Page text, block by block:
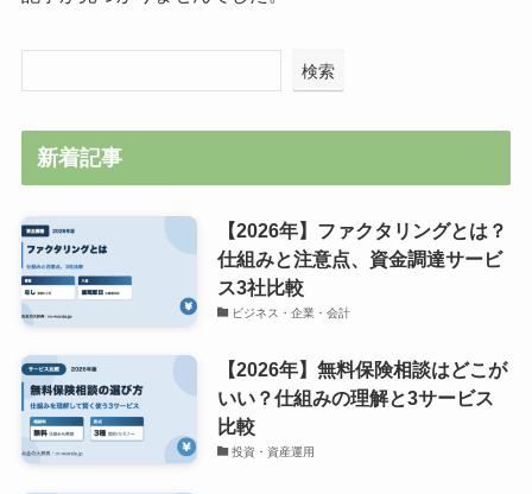
検索
新着記事
【2026年】ファクタリングとは？
仕組みと注意点、資金調達サービ
ス3社比較
ビジネス・企業・会計
【2026年】無料保険相談はどこが
いい？仕組みの理解と3サービス
比較
投資・資産運用